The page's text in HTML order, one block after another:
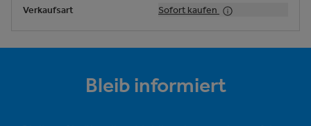
Verkaufsart
Sofort kaufen
Bleib informiert